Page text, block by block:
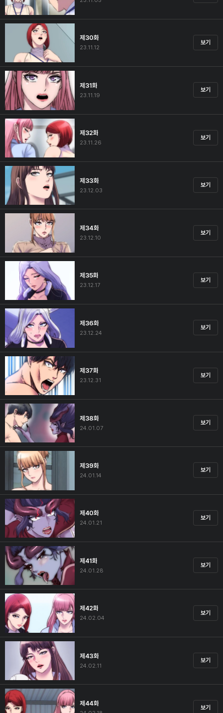
제30화
23.11.12
보기
제31화
23.11.19
보기
제32화
23.11.26
보기
제33화
23.12.03
보기
제34화
23.12.10
보기
제35화
23.12.17
보기
제36화
23.12.24
보기
제37화
23.12.31
보기
제38화
24.01.07
보기
제39화
24.01.14
보기
제40화
24.01.21
보기
제41화
24.01.28
보기
제42화
24.02.04
보기
제43화
24.02.11
보기
제44화
보기